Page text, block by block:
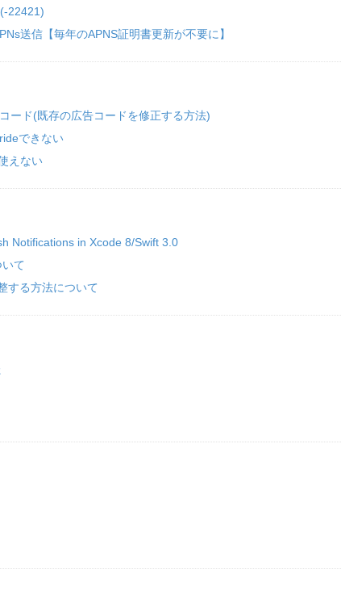
22421)
送信【毎年のAPNS証明書更新が不要に】
ード(既存の広告コードを修正する方法)
できない
えない
Notifications in Xcode 8/Swift 3.0
て
する方法について